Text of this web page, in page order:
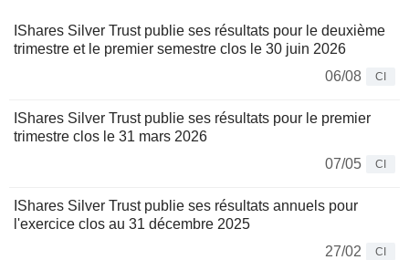
IShares Silver Trust publie ses résultats pour le deuxième
trimestre et le premier semestre clos le 30 juin 2026
06/08
CI
IShares Silver Trust publie ses résultats pour le premier
trimestre clos le 31 mars 2026
07/05
CI
IShares Silver Trust publie ses résultats annuels pour
l'exercice clos au 31 décembre 2025
27/02
CI